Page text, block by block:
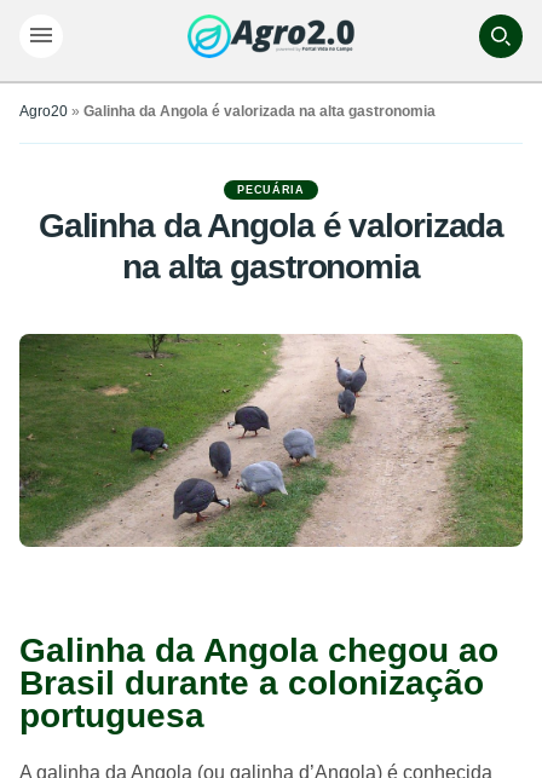
Agro20 » Galinha da Angola é valorizada na alta gastronomia
PECUÁRIA
Galinha da Angola é valorizada
na alta gastronomia
Galinha da Angola chegou ao
Brasil durante a colonização
portuguesa
A galinha da Angola (ou galinha d’Angola) é conhecida